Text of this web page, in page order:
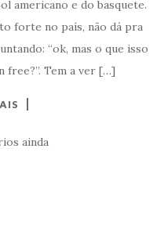
americano e do basquete.
forte no país, não dá pra
“ok, mas o que isso
free?”. Tem a ver […]
ainda